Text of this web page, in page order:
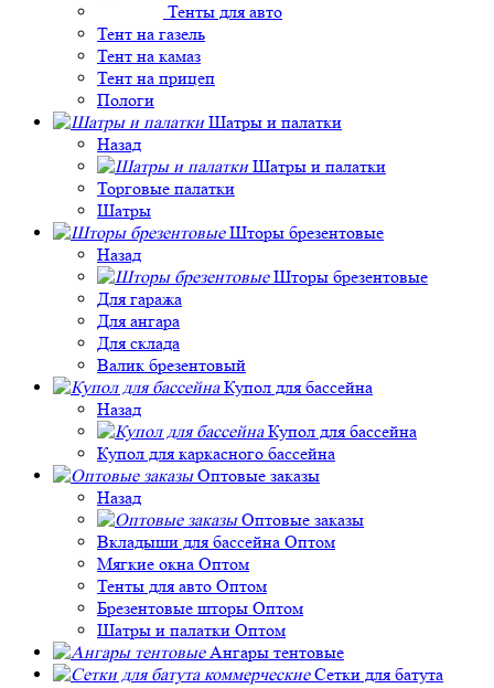
Тенты для авто
Тент на газель
Тент на камаз
Тент на прицеп
Пологи
Шатры и палатки
Назад
Шатры и палатки
Торговые палатки
Шатры
Шторы брезентовые
Назад
Шторы брезентовые
Для гаража
Для ангара
Для склада
Валик брезентовый
Купол для бассейна
Назад
Купол для бассейна
Купол для каркасного бассейна
Оптовые заказы
Назад
Оптовые заказы
Вкладыши для бассейна Оптом
Мягкие окна Оптом
Тенты для авто Оптом
Брезентовые шторы Оптом
Шатры и палатки Оптом
Ангары тентовые
Сетки для батута